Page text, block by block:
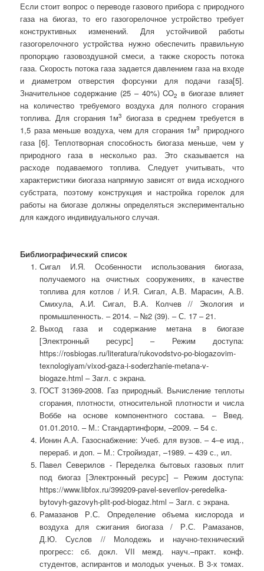
Если стоит вопрос о переводе газового прибора с природного
газа на биогаз, то его газогорелочное устройство требует
конструктивных изменений. Для устойчивой работы
газогорелочного устройства нужно обеспечить правильную
пропорцию газовоздушной смеси, а также скорость потока
газа. Скорость потока газа задается давлением газа на входе
и диаметром отверстия форсунки для подачи газа[5].
Значительное содержание (25 – 40%) CO2 в биогазе влияет
на количество требуемого воздуха для полного сгорания
топлива. Для сгорания 1м3 биогаза в среднем требуется в
1,5 раза меньше воздуха, чем для сгорания 1м3 природного
газа [6]. Теплотворная способность биогаза меньше, чем у
природного газа в несколько раз. Это сказывается на
расходе подаваемого топлива. Следует учитывать, что
характеристики биогаза напрямую зависят от вида исходного
субстрата, поэтому конструкция и настройка горелок для
работы на биогазе должны определяться экспериментально
для каждого индивидуального случая.
Библиографический список
Сигал И.Я. Особенности использования биогаза,
получаемого на очистных сооружениях, в качестве
топлива для котлов / И.Я. Сигал, А.В. Марасин, А.В.
Смихула, А.И. Сигал, В.А. Колчев // Экология и
промышленность. – 2014. – №2 (39). – С. 17 – 21.
Выход газа и содержание метана в биогазе
[Электронный ресурс] – Режим доступа:
https://rosbiogas.ru/literatura/rukovodstvo-po-biogazovim-
texnologiyam/vixod-gaza-i-soderzhanie-metana-v-
biogaze.html – Загл. с экрана.
ГОСТ 31369-2008. Газ природный. Вычисление теплоты
сгорания, плотности, относительной плотности и числа
Воббе на основе компонентного состава. – Введ.
01.01.2010. – М.: Стандартинформ, –2009. – 54 с.
Ионин А.А. Газоснабжение: Учеб. для вузов. – 4–е изд.,
перераб. и доп. – М.: Стройиздат, –1989. – 439 с., ил.
Павел Северилов - Переделка бытовых газовых плит
под биогаз [Электронный ресурс] – Режим доступа:
https://www.libfox.ru/399209-pavel-severilov-peredelka-
bytovyh-gazovyh-plit-pod-biogaz.html – Загл. с экрана.
Рамазанов Р.С. Определение объема кислорода и
воздуха для сжигания биогаза / Р.С. Рамазанов,
Д.Ю. Суслов // Молодежь и научно-технический
прогресс: cб. докл. VII межд. науч.–практ. конф.
студентов, аспирантов и молодых ученых. В 3-х томах.